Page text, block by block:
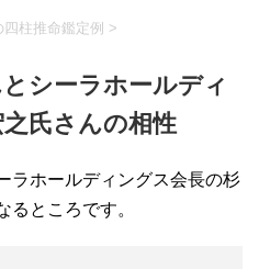
四柱推命鑑定例 >
シーラホールディ
氏さんの相性
ラホールディングス会長の杉
るところです。